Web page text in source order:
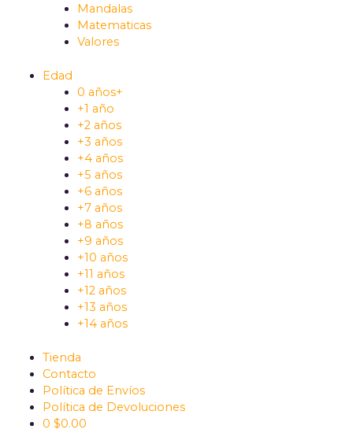
Mandalas
Matematicas
Valores
Edad
0 años+
+1 año
+2 años
+3 años
+4 años
+5 años
+6 años
+7 años
+8 años
+9 años
+10 años
+11 años
+12 años
+13 años
+14 años
Tienda
Contacto
Política de Envíos
Política de Devoluciones
0 $0.00